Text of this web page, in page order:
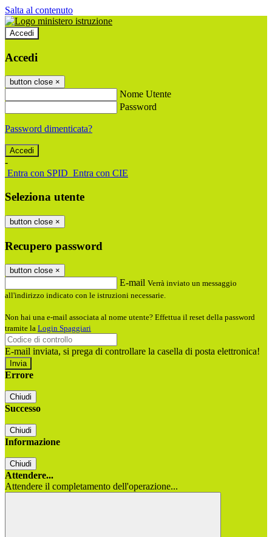
Salta al contenuto
Accedi
Accedi
button close ×
Nome Utente
Password
Password dimenticata?
-
Entra con SPID Entra con CIE
Seleziona utente
button close ×
Recupero password
button close ×
E-mail Verrà inviato un messaggio
all'indirizzo indicato con le istruzioni necessarie.
Non hai una e-mail associata al nome utente? Effettua il reset della password
tramite la Login Spaggiari
E-mail inviata, si prega di controllare la casella di posta elettronica!
Errore
Chiudi
Successo
Chiudi
Informazione
Chiudi
Attendere...
Attendere il completamento dell'operazione...